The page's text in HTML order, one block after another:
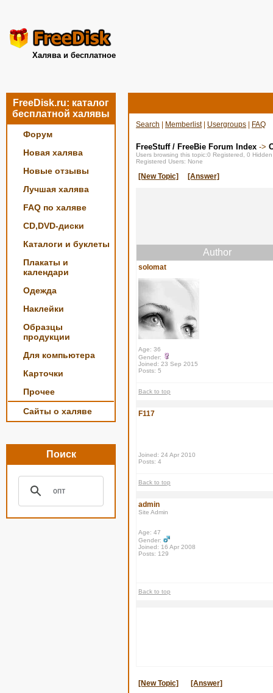
Халява и бесплатное
FreeDisk.ru: каталог
бесплатной халявы
Форум
Новая халява
Новые отзывы
Лучшая халява
FAQ по халяве
CD,DVD-диски
Каталоги и буклеты
Плакаты и
календари
Одежда
Наклейки
Образцы
продукции
Для компьютера
Карточки
Прочее
Сайты о халяве
Поиск
Search Memberlist| Usergroups FAQ
FreeStuff / FreeBie Forum Index ->
Users browsing this topic:0 Registered, 0
Registered Users: None
[New Topic] [Answer]
Author
solomat
Age: 36
Gender:
Joined: 23 Sep 2015
Posts: 5
Back to top
F117
Joined: 24 Apr 2010
Posts: 4
Back to top
admin
Site Admin
Age: 47
Gender:
Joined: 16 Apr 2008
Posts: 129
Back to top
[New Topic] [Answer]